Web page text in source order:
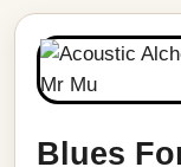
Blues